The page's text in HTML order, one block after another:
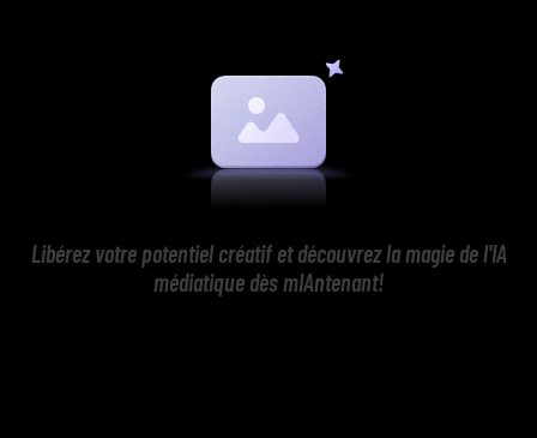
Libérez votre potentiel créatif et découvrez la magie de l'IA
médiatique dès mIAntenant!